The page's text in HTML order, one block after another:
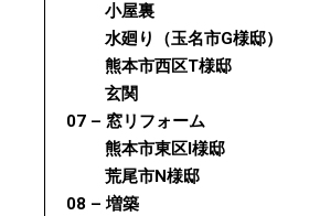
小屋裏
水廻り（玉名市G様邸）
熊本市西区T様邸
玄関
07 – 窓リフォーム
熊本市東区I様邸
荒尾市N様邸
08 – 増築